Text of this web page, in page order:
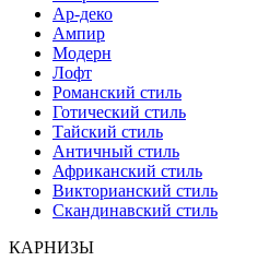
Ар-деко
Ампир
Модерн
Лофт
Романский стиль
Готический стиль
Тайский стиль
Античный стиль
Африканский стиль
Викторианский стиль
Скандинавский стиль
КАРНИЗЫ